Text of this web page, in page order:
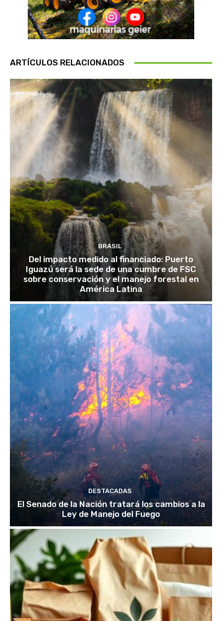
ARTÍCULOS RELACIONADOS
BRASIL
Del impacto medido al financiado: Puerto
Iguazú será la sede de una cumbre de FSC
sobre conservación y el manejo forestal en
América Latina
DESTACADAS
El Senado de la Nación tratará los cambios a la
Ley de Manejo del Fuego